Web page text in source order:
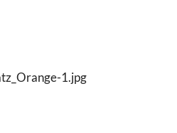
1.jpg